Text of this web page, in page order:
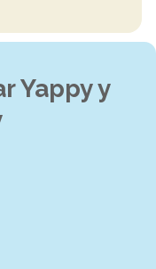
Yappy y